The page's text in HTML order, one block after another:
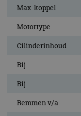
Max. koppel
Motortype
Cilinderinhoud
Bij
Bij
Remmen v/a